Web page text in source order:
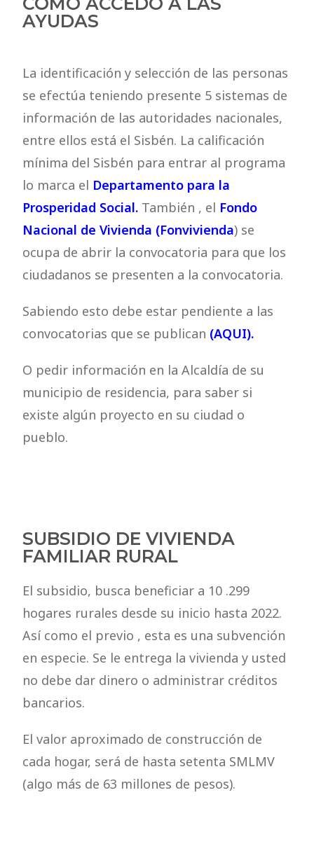
AYUDAS
La identificación y selección de las personas
se efectúa teniendo presente 5 sistemas de
información de las autoridades nacionales,
entre ellos está el Sisbén. La calificación
mínima del Sisbén para entrar al programa
lo marca el Departamento para la
Prosperidad Social. También , el Fondo
Nacional de Vivienda (Fonvivienda) se
ocupa de abrir la convocatoria para que los
ciudadanos se presenten a la convocatoria.
Sabiendo esto debe estar pendiente a las
convocatorias que se publican (AQUI).
O pedir información en la Alcaldía de su
municipio de residencia, para saber si
existe algún proyecto en su ciudad o
pueblo.
SUBSIDIO DE VIVIENDA
FAMILIAR RURAL
El subsidio, busca beneficiar a 10 .299
hogares rurales desde su inicio hasta 2022.
Así como el previo , esta es una subvención
en especie. Se le entrega la vivienda y usted
no debe dar dinero o administrar créditos
bancarios.
El valor aproximado de construcción de
cada hogar, será de hasta setenta SMLMV
(algo más de 63 millones de pesos).